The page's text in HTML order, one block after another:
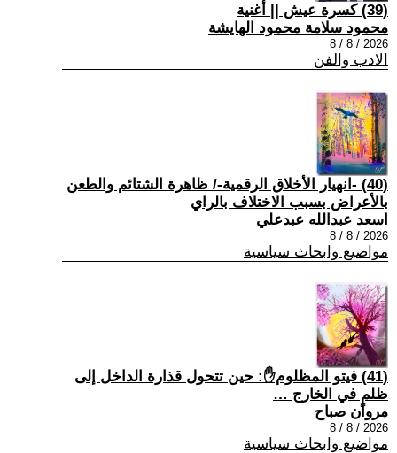
(39) كسرة عيش || أغنية
محمود سلامة محمود الهايشة
2026 / 8 / 8
الادب والفن
(40) -انهيار الأخلاق الرقمية-/ ظاهرة الشتائم والطعن
بالأعراض بسبب الاختلاف بالراي
اسعد عبدالله عبدعلي
2026 / 8 / 8
مواضيع وابحاث سياسية
(41) فيتو المظلوم✋: حين تتحول قذارة الداخل إلى
ظلمٍ في الخارج …
مروان صباح
2026 / 8 / 8
مواضيع وابحاث سياسية